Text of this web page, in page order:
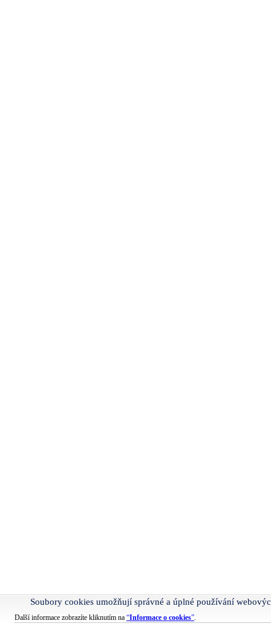
Soubory cookies umožňují správné a úplné používání
Další informace zobrazíte kliknutím na “Informace o cookies”.